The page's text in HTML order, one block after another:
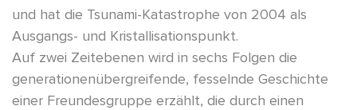
und hat die Tsunami-Katastrophe von 2004 als
Ausgangs- und Kristallisationspunkt.
Auf zwei Zeitebenen wird in sechs Folgen die
generationenübergreifende, fesselnde Geschichte
einer Freundesgruppe erzählt, die durch einen